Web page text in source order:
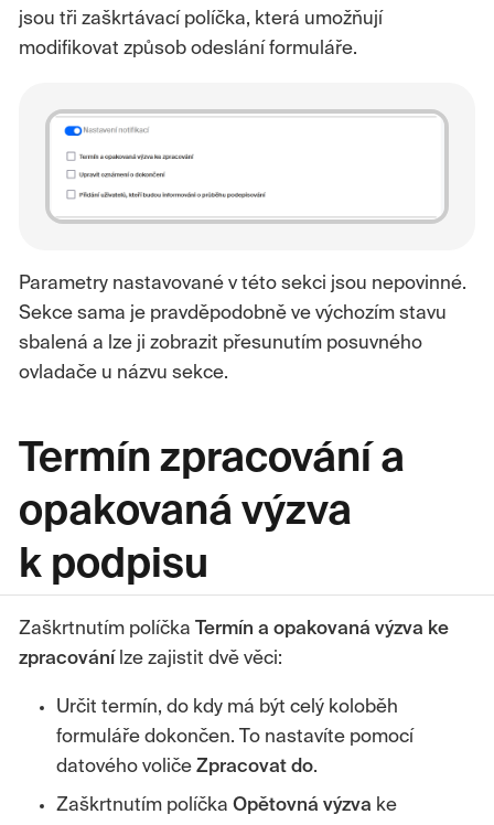
jsou tři zaškrtávací políčka, která umožňují
modifikovat způsob odeslání formuláře.
Parametry nastavované v této sekci jsou nepovinné.
Sekce sama je pravděpodobně ve výchozím stavu
sbalená a lze ji zobrazit přesunutím posuvného
ovladače u názvu sekce.
Termín zpracování a
opakovaná výzva
k podpisu
Zaškrtnutím políčka
Termín a opakovaná výzva ke
zpracování lze zajistit dvě věci:
Určit termín, do kdy má být celý koloběh
formuláře dokončen. To nastavíte pomocí
datového voliče Zpracovat do.
Zaškrtnutím políčka Opětovná výzva ke